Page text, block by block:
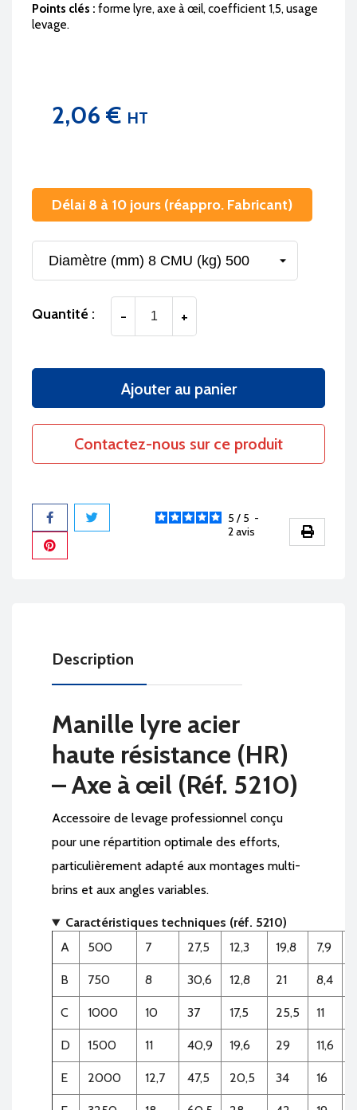
Points clés : forme lyre, axe à œil, coefficient 1,5, usage
levage.
2,06 € HT
Délai 8 à 10 jours (réappro. Fabricant)
Quantité : - +
Ajouter au panier
Contactez-nous sur ce produit
Partager
5 / 5 -
2avis
Description
Manille lyre acier
haute résistance (HR)
– Axe à œil (Réf. 5210)
Accessoire de levage professionnel conçu
pour une répartition optimale des efforts,
particulièrement adapté aux montages multi-
brins et aux angles variables.
Caractéristiques techniques (réf. 5210)
A
500 7 27,5 12,3 19,8 7,9
B 750 8 30,6 12,8 21 8,4
C 1000 10 37 17,5 25,5 11
D 1500 11 40,9 19,6 29 11,6
E 2000 12,7 47,5 20,5 34 16